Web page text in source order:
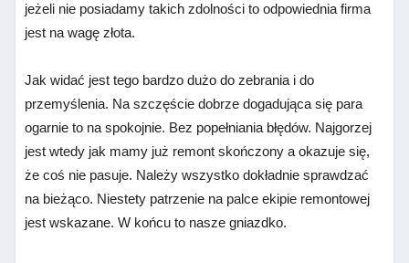
jeżeli nie posiadamy takich zdolności to odpowiednia firma
jest na wagę złota.
Jak widać jest tego bardzo dużo do zebrania i do
przemyślenia. Na szczęście dobrze dogadująca się para
ogarnie to na spokojnie. Bez popełniania błędów. Najgorzej
jest wtedy jak mamy już remont skończony a okazuje się,
że coś nie pasuje. Należy wszystko dokładnie sprawdzać
na bieżąco. Niestety patrzenie na palce ekipie remontowej
jest wskazane. W końcu to nasze gniazdko.